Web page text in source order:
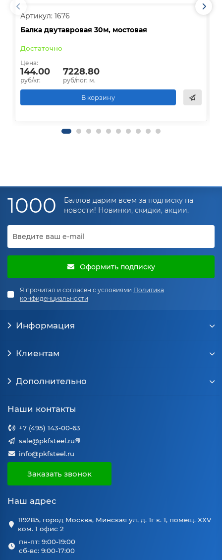
Артикул: 1676
Балка двутавровая 30м, мостовая
Достаточно
Цена:
144.00
руб/кг.
7228.80
руб/пог. м.
В корзину
1000
Баллов дарим всем за подписку на
новости! Новинки, скидки, акции.
Оформить подписку
Я прочитал и согласен с условиями Политика
конфиденциальности
Информация
Клиентам
Дополнительно
Наши контакты
+7 (495) 143-00-63
sale@pkfsteel.ru
info@pkfsteel.ru
Заказать звонок
Наш адрес
119285, город Москва, Минская ул, д. 1г к. 1, помещ. XXV
ком. 1 офис 2
пн-пт: 9:00-19:00
сб-вс: 9:00-17:00